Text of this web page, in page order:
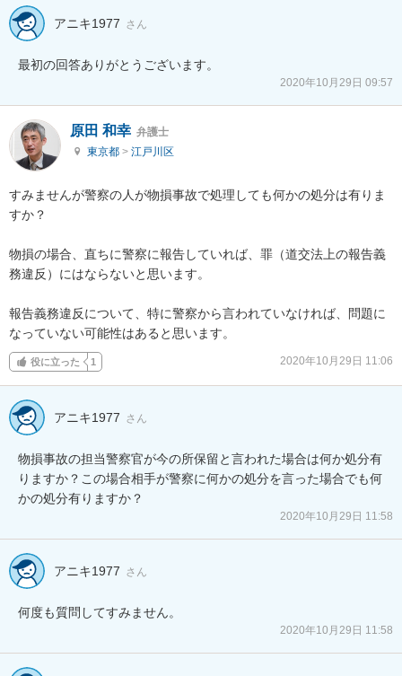
アニキ1977 さん
最初の回答ありがとうございます。
2020年10月29日 09:57
原田 和幸 弁護士
東京都 > 江戸川区
すみませんが警察の人が物損事故で処理しても何かの処分は有りま
すか？
物損の場合、直ちに警察に報告していれば、罪（道交法上の報告義
務違反）にはならないと思います。
報告義務違反について、特に警察から言われていなければ、問題に
なっていない可能性はあると思います。
役に立った 1 2020年10月29日 11:06
アニキ1977 さん
物損事故の担当警察官が今の所保留と言われた場合は何か処分有
りますか？この場合相手が警察に何かの処分を言った場合でも何
かの処分有りますか？
2020年10月29日 11:58
アニキ1977 さん
何度も質問してすみません。
2020年10月29日 11:58